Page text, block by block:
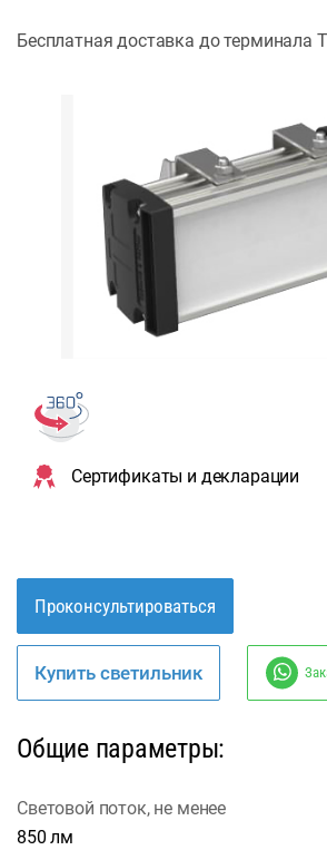
Бесплатная доставка до терминала
Сертификаты и декларации
Проконсультироваться
Купить светильник
Общие параметры:
Световой поток, не менее
850 лм